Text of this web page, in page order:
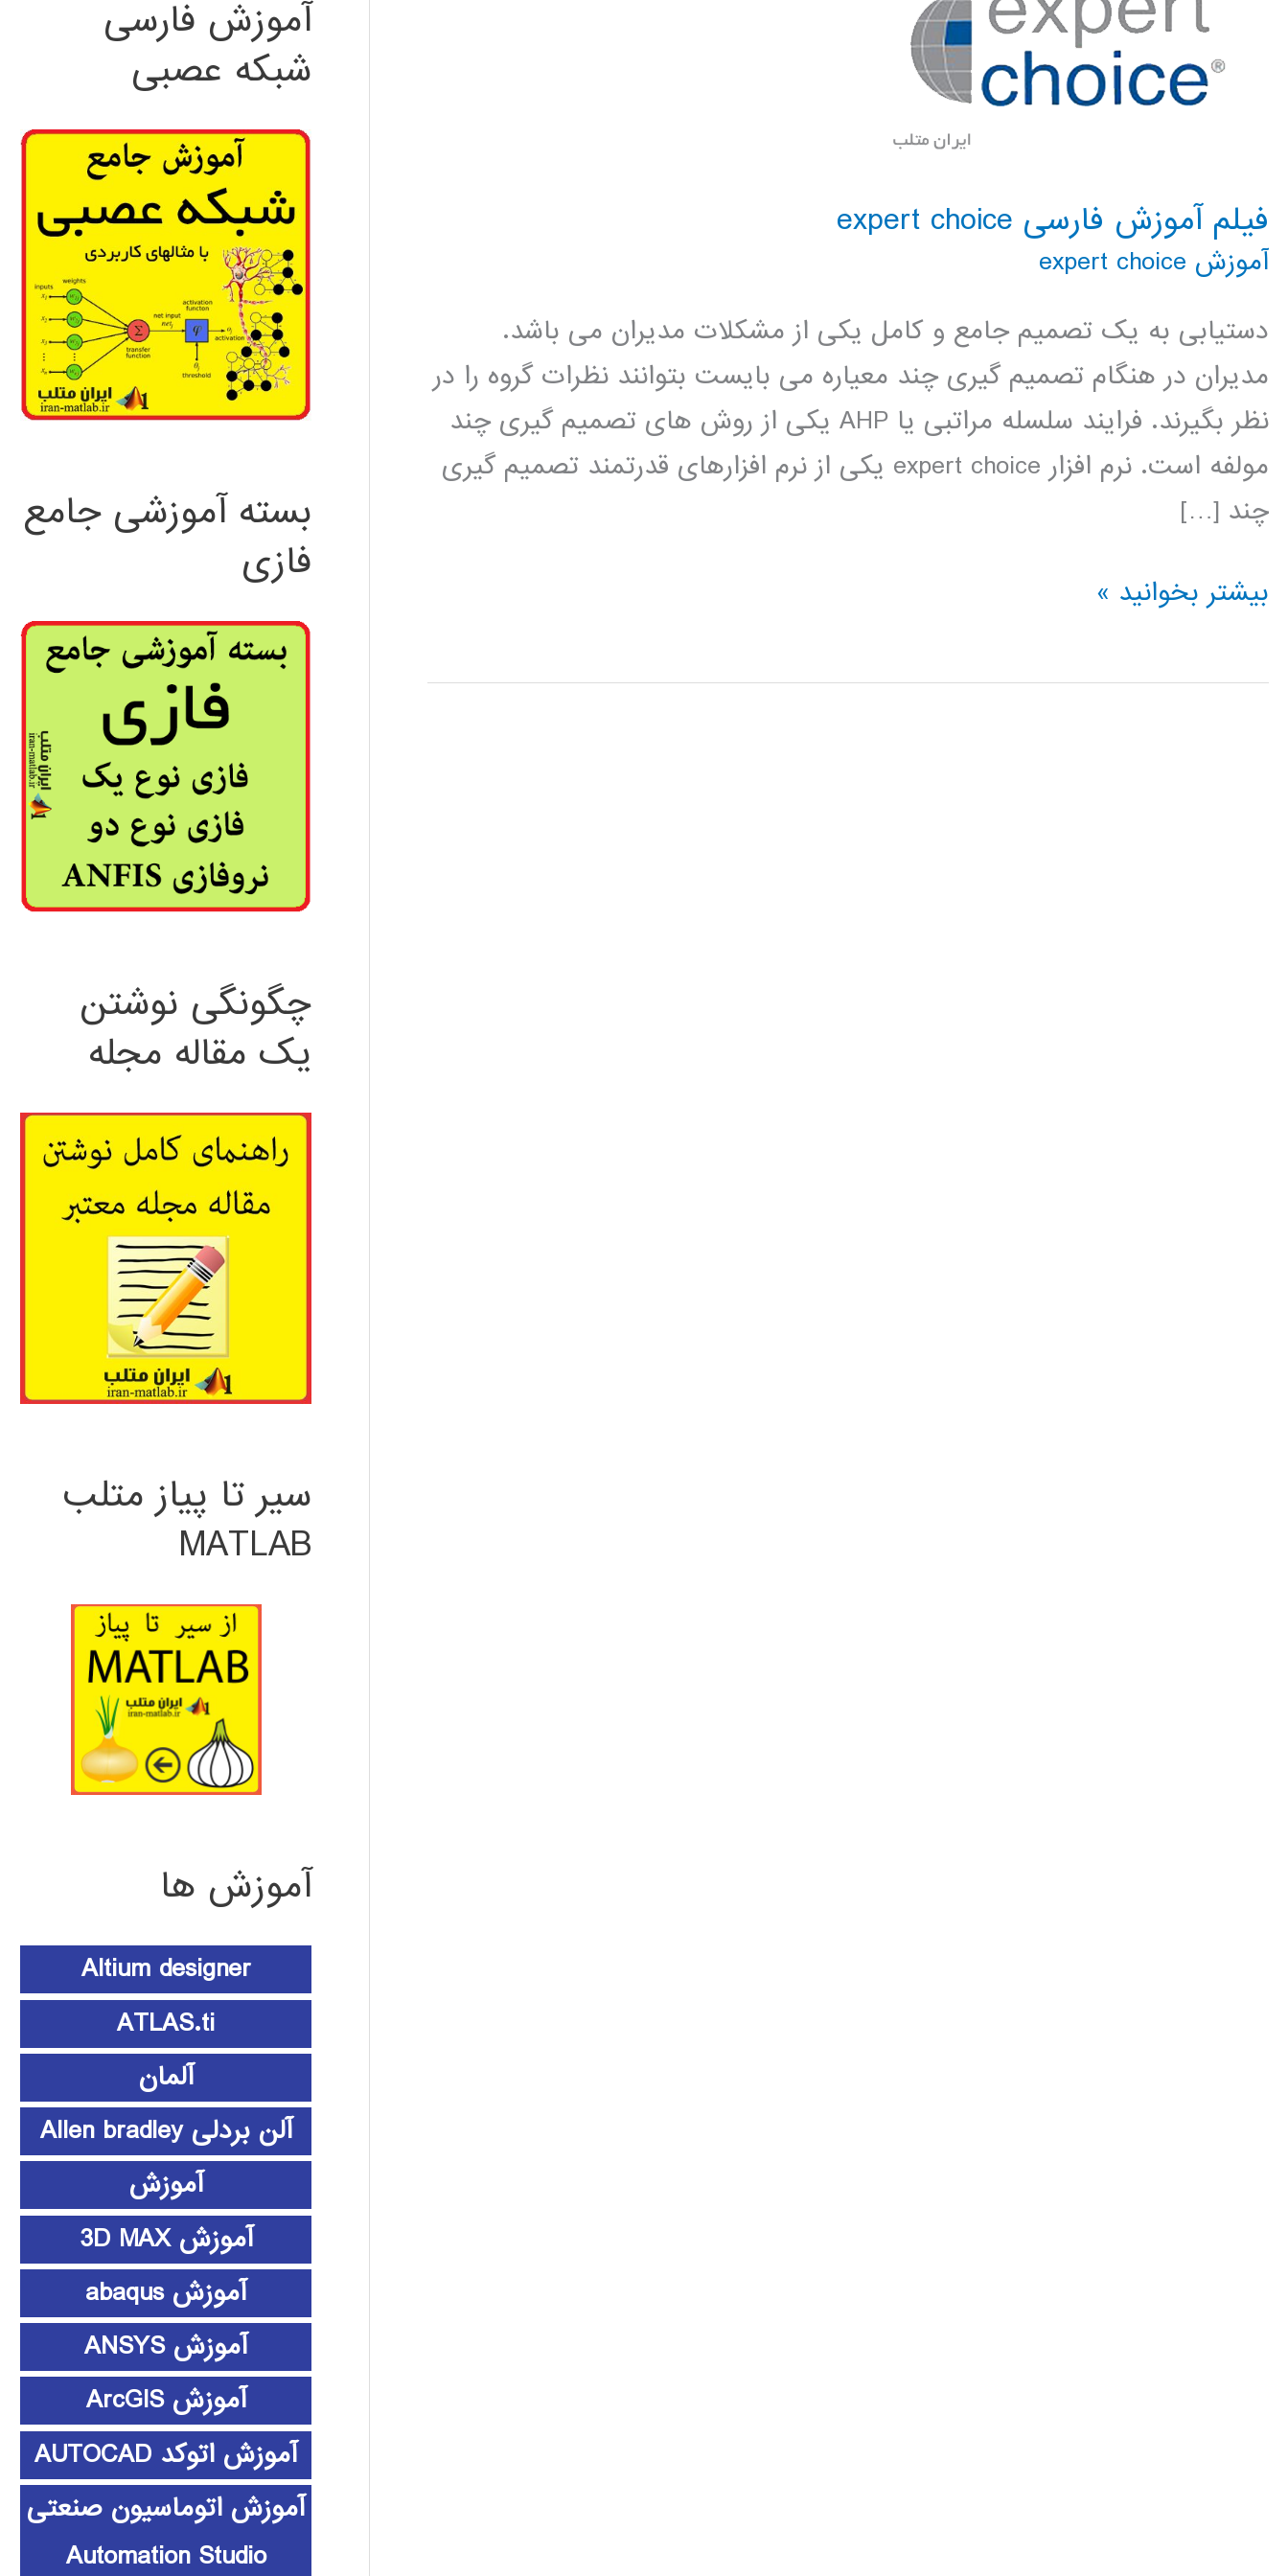
فیلم آموزش فارسی expert choice
آموزش expert choice
دستیابی به یک تصمیم جامع و کامل یکی از مشکلات مدیران می باشد.
مدیران در هنگام تصمیم گیری چند معیاره می بایست بتوانند نظرات گروه را در
نظر بگیرند. فرایند سلسله مراتبی یا AHP یکی از روش های تصمیم گیری چند
مولفه است. نرم افزار expert choice یکی از نرم افزارهای قدرتمند تصمیم گیری
چند […]
فیلم
فارسی
بیشتر بخوانید »
آموزش فارسی
شبکه عصبی
بسته آموزشی جامع
فازی
چگونگی نوشتن
یک مقاله مجله
سیر تا پیاز متلب
MATLAB
آموزش ها
Altium designer
ATLAS.ti
آلمان
آلن بردلی Allen bradley
آموزش
آموزش 3D MAX
آموزش abaqus
آموزش ANSYS
آموزش ArcGIS
آموزش اتوکد AUTOCAD
آموزش اتوماسیون صنعتی
Automation Studio